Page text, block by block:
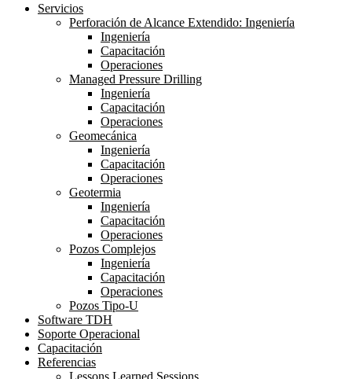
Close
Servicios
Perforación de Alcance Extendido: Ingeniería
Ingeniería
Capacitación
Operaciones
Managed Pressure Drilling
Ingeniería
Capacitación
Operaciones
Geomecánica
Ingeniería
Capacitación
Operaciones
Geotermia
Ingeniería
Capacitación
Operaciones
Pozos Complejos
Ingeniería
Capacitación
Operaciones
Pozos Tipo-U
Software TDH
Soporte Operacional
Capacitación
Referencias